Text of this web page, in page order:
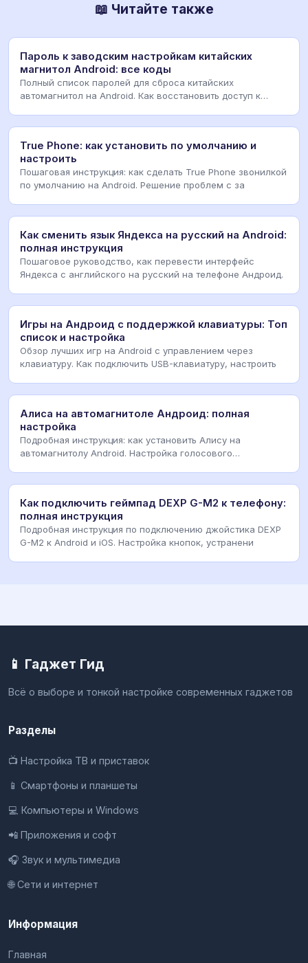
📖 Читайте также
Пароль к заводским настройкам китайских
магнитол Android: все коды
Полный список паролей для сброса китайских
автомагнитол на Android. Как восстановить доступ к
True Phone: как установить по умолчанию и
настроить
Пошаговая инструкция: как сделать True Phone звонилкой
по умолчанию на Android. Решение проблем с за
Как сменить язык Яндекса на русский на Android:
полная инструкция
Пошаговое руководство, как перевести интерфейс
Яндекса с английского на русский на телефоне Андроид.
Игры на Андроид с поддержкой клавиатуры: Топ
список и настройка
Обзор лучших игр на Android с управлением через
клавиатуру. Как подключить USB-клавиатуру, настроить
Алиса на автомагнитоле Андроид: полная
настройка
Подробная инструкция: как установить Алису на
автомагнитолу Android. Настройка голосового
Как подключить геймпад DEXP G-M2 к телефону:
полная инструкция
Подробная инструкция по подключению джойстика DEXP
G-M2 к Android и iOS. Настройка кнопок, устранени
📱 Гаджет Гид
Всё о выборе и тонкой настройке современных гаджетов
Разделы
📺 Настройка ТВ и приставок
📱 Смартфоны и планшеты
💻 Компьютеры и Windows
📲 Приложения и софт
🎧 Звук и мультимедиа
🌐 Сети и интернет
Информация
Главная